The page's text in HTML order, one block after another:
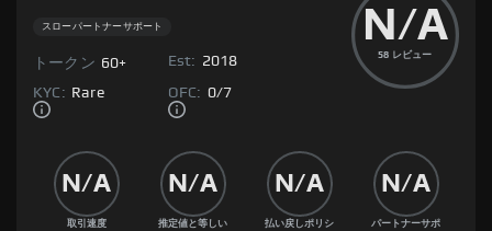
スローパートナーサポート N/A
58 レビュー
トークン 60+ Est: 2018
KYC: Rare OFC: 0/7
N/A
取引速度
N/A
推定値と等しい
N/A
払い戻しポリシ
N/A
パートナーサポ